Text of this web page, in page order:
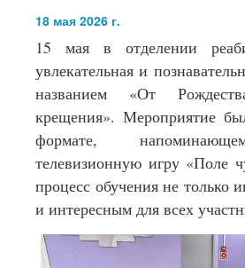
18 мая 2026 г.
15 мая в отделении
увлекательная и
названием «От
крещения». Мероприятие
формате,
телевизионную игру «Поле
процесс обучения не только
и интересным для всех